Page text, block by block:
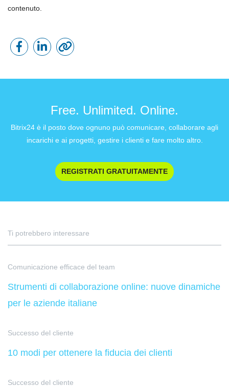
contenuto.
Free. Unlimited. Online.
Bitrix24 è il posto dove ognuno può comunicare, collaborare agli
incarichi e ai progetti, gestire i clienti e fare molto altro.
REGISTRATI GRATUITAMENTE
Ti potrebbero interessare
Comunicazione efficace del team
Strumenti di collaborazione online: nuove dinamiche
per le aziende italiane
Successo del cliente
10 modi per ottenere la fiducia dei clienti
Successo del cliente